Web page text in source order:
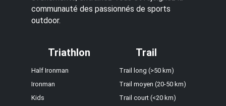
communauté des passionnés de sports
outdoor.
Triathlon
Half Ironman
Ironman
Kids
Trail
Trail long (>50 km)
Trail moyen (20-50 km)
Trail court (<20 km)